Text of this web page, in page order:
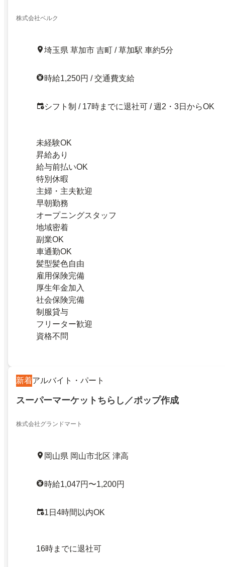
株式会社ベルク
埼玉県 草加市 吉町 / 草加駅 車約5分
時給1,250円 / 交通費支給
シフト制 / 17時までに退社可 / 週2・3日からOK
未経験OK
昇給あり
給与前払いOK
特別休暇
主婦・主夫歓迎
早朝勤務
オープニングスタッフ
地域密着
副業OK
車通勤OK
髪型髪色自由
雇用保険完備
厚生年金加入
社会保険完備
制服貸与
フリーター歓迎
資格不問
新着アルバイト・パート
スーパーマーケットちらし／ポップ作成
株式会社グランドマート
岡山県 岡山市北区 津高
時給1,047円〜1,200円
1日4時間以内OK
16時までに退社可